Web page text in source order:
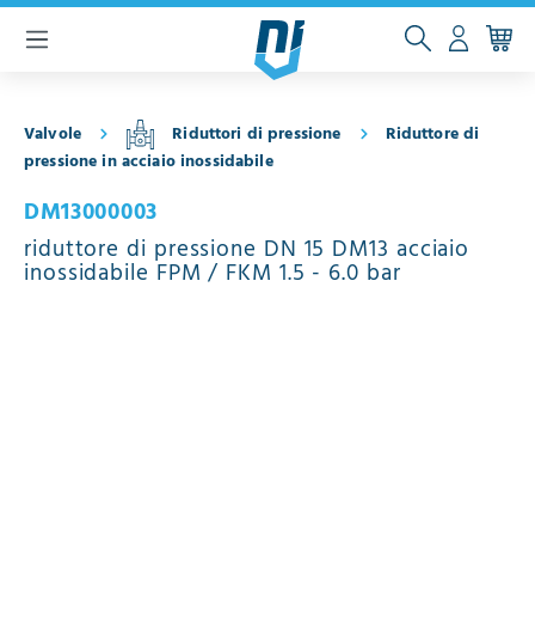
principale
Valvole Riduttori di pressione
Riduttore di
pressione in acciaio inossidabile
DM13000003
riduttore di pressione DN 15 DM13 acciaio
inossidabile FPM / FKM 1.5 - 6.0 bar